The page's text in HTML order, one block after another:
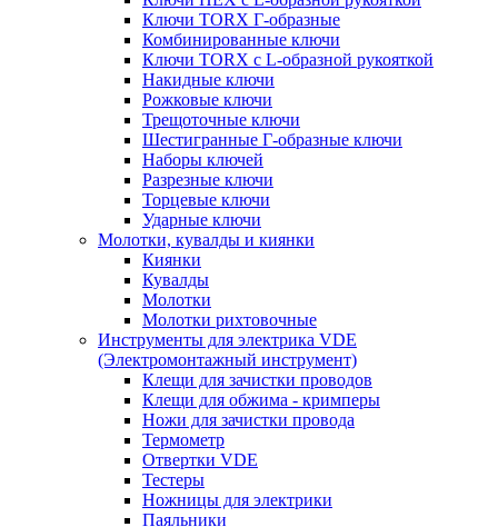
Ключи TORX Г-образные
Комбинированные ключи
Ключи TORX с L-образной рукояткой
Накидные ключи
Рожковые ключи
Трещоточные ключи
Шестигранные Г-образные ключи
Наборы ключей
Разрезные ключи
Торцевые ключи
Ударные ключи
Молотки, кувалды и киянки
Киянки
Кувалды
Молотки
Молотки рихтовочные
Инструменты для электрика VDE
(Электромонтажный инструмент)
Клещи для зачистки проводов
Клещи для обжима - кримперы
Ножи для зачистки провода
Термометр
Отвертки VDE
Тестеры
Ножницы для электрики
Паяльники